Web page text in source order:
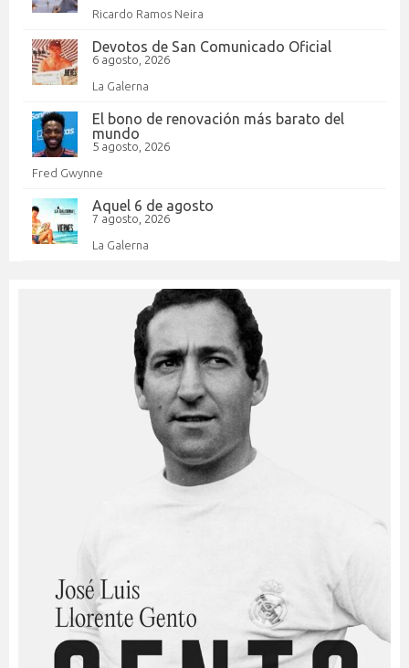
Ricardo Ramos Neira
Devotos de San Comunicado Oficial
6 agosto, 2026
La Galerna
El bono de renovación más barato del
mundo
5 agosto, 2026
Fred Gwynne
Aquel 6 de agosto
7 agosto, 2026
La Galerna